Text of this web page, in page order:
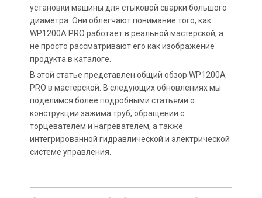
установки машины для стыковой сварки большого
диаметра. Они облегчают понимание того, как
WP1200A PRO работает в реальной мастерской, а
не просто рассматривают его как изображение
продукта в каталоге.
В этой статье представлен общий обзор WP1200A
PRO в мастерской. В следующих обновлениях мы
поделимся более подробными статьями о
конструкции зажима труб, обращении с
торцевателем и нагревателем, а также
интегрированной гидравлической и электрической
системе управления.